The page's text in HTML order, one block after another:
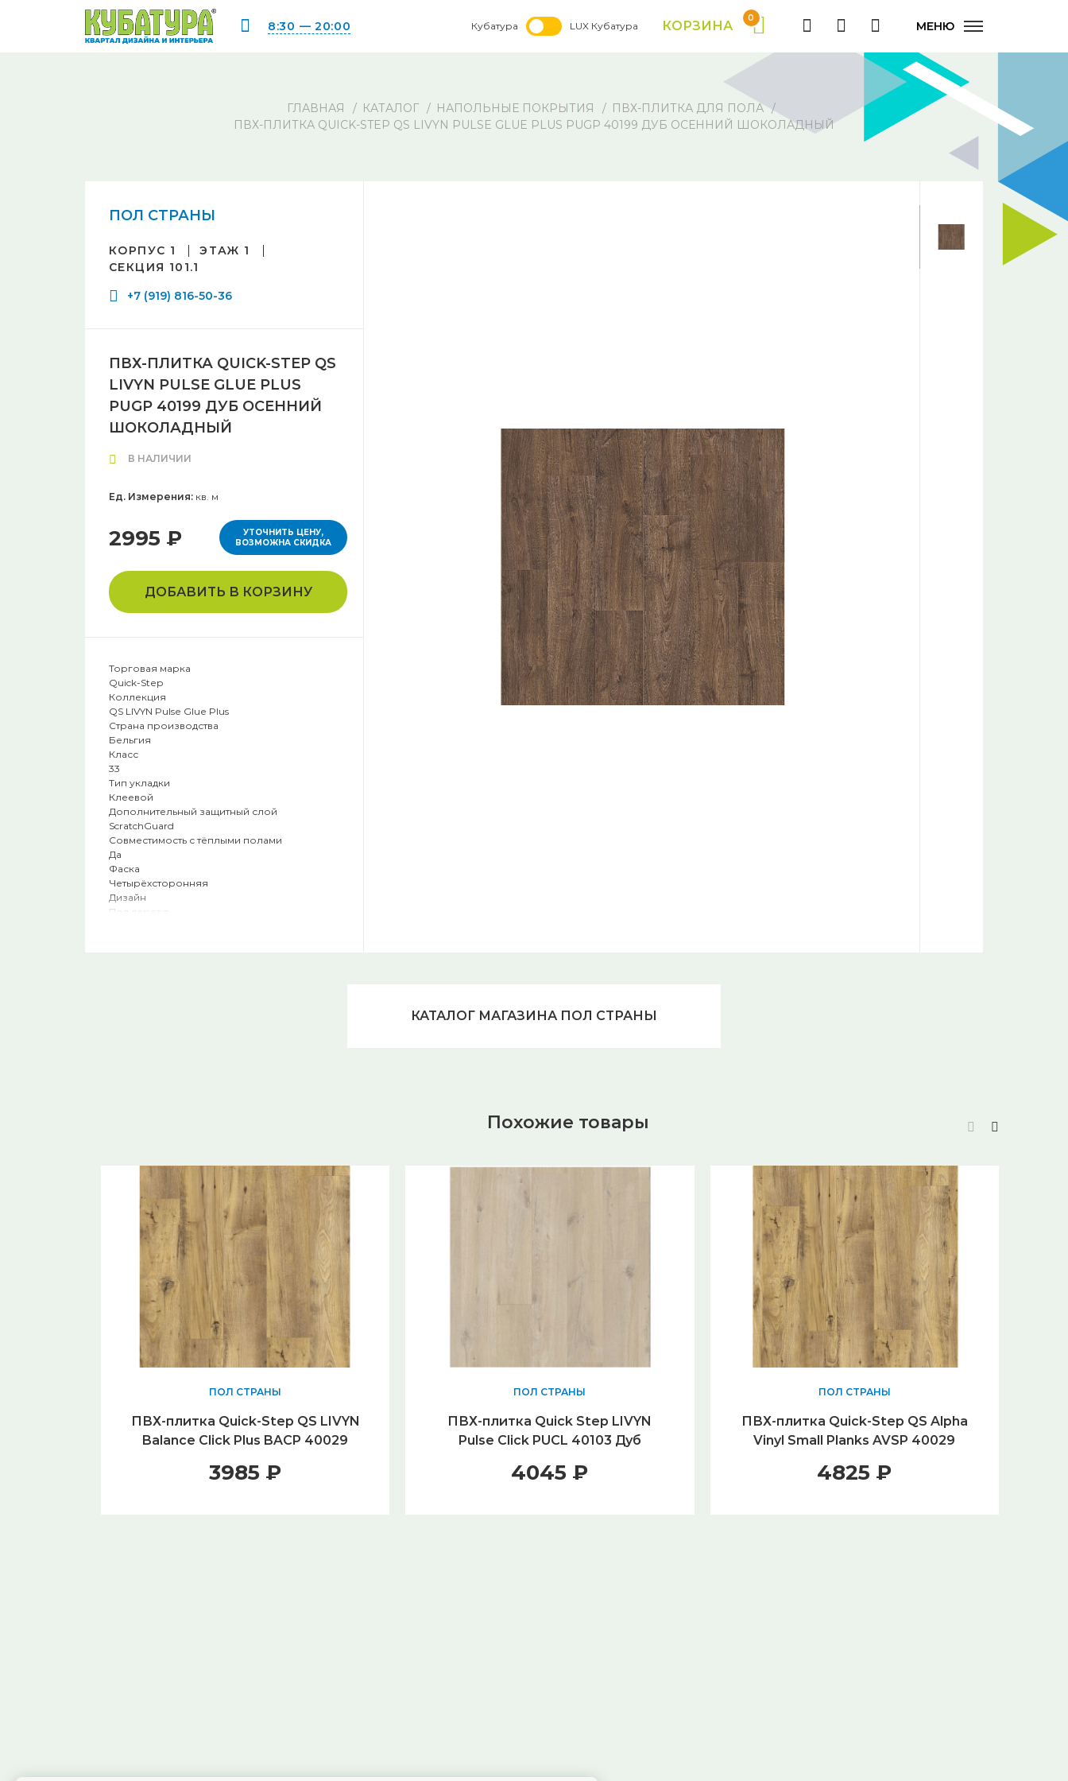
8:30 — 20:00 Кубатура LUX Кубатура КОРЗИНА
0
МЕНЮ
ГЛАВНАЯ КАТАЛОГ НАПОЛЬНЫЕ ПОКРЫТИЯ
ПВХ-ПЛИТКА ДЛЯ ПОЛА
ПВХ-ПЛИТКА QUICK-STEP QS LIVYN PULSE GLUE PLUS PUGP 40199 ДУБ ОСЕННИЙ ШОКОЛАДНЫЙ
ПОЛ СТРАНЫ
КОРПУС 1
ЭТАЖ 1
СЕКЦИЯ 101.1
+7 (919) 816-50-36
ПВХ-ПЛИТКА QUICK-STEP QS
LIVYN PULSE GLUE PLUS
PUGP 40199 ДУБ ОСЕННИЙ
ШОКОЛАДНЫЙ
В НАЛИЧИИ
Ед. Измерения: кв. м
2995 ₽
УТОЧНИТЬ ЦЕНУ,
ВОЗМОЖНА СКИДКА
ДОБАВИТЬ В КОРЗИНУ
Торговая марка
Quick-Step
Коллекция
QS LIVYN Pulse Glue Plus
Страна производства
Бельгия
Класс
33
Тип укладки
Клеевой
Дополнительный защитный слой
ScratchGuard
Совместимость с тёплыми полами
Да
Фаска
Четырёхсторонняя
Дизайн
Под дерево
Код товара
КАТАЛОГ МАГАЗИНА ПОЛ СТРАНЫ
Похожие товары
ПОЛ СТРАНЫ
ПВХ-плитка Quick-Step QS LIVYN
Balance Click Plus BACP 40029
3985 ₽
ПОЛ СТРАНЫ
ПВХ-плитка Quick Step LIVYN
Pulse Click PUCL 40103 Дуб
4045 ₽
ПОЛ СТРАНЫ
ПВХ-плитка Quick-Step QS Alpha
Vinyl Small Planks AVSP 40029
4825 ₽